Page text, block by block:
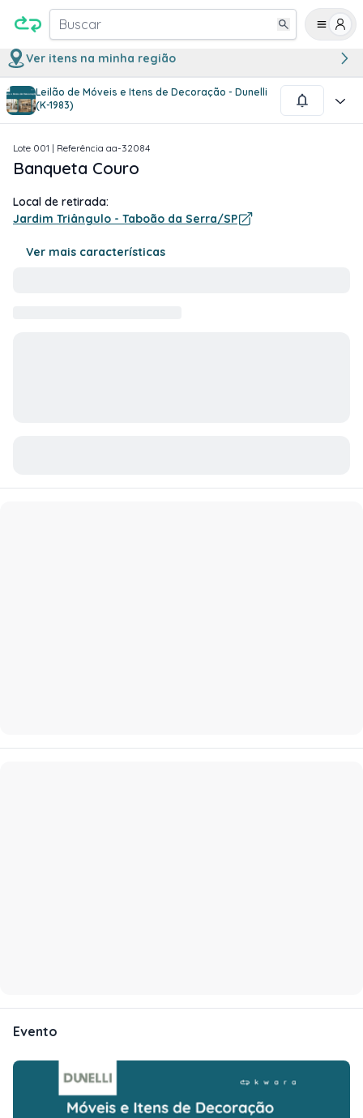
Buscar
Ver itens na minha região
Leilão de Móveis e Itens de Decoração - Dunelli
(K-1983)
1/1
Lote 001 | Referência aa-32084
Banqueta Couro
Local de retirada:
Jardim Triângulo - Taboão da Serra/SP
Ver mais características
Evento